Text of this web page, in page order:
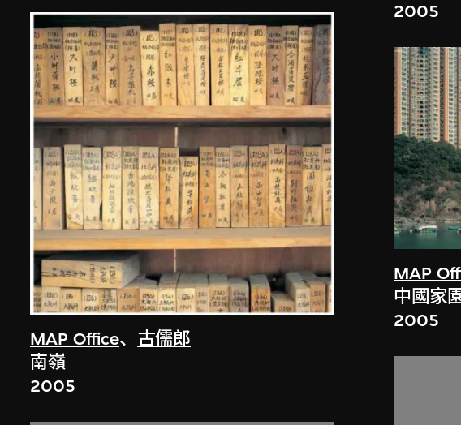
MAP Office、 古儒郎
南嶺
2005
2005
MAP
中國家
2005